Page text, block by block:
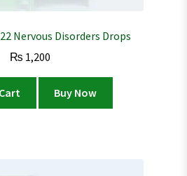
Nervous Disorders Drops
₨ 1,200
Buy Now